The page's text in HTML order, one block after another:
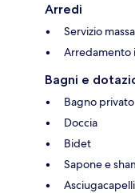
Arredi
Servizio
Arredamento
Bagni e
Bagno privato
Doccia
Bidet
Sapone e
Asciugacapelli